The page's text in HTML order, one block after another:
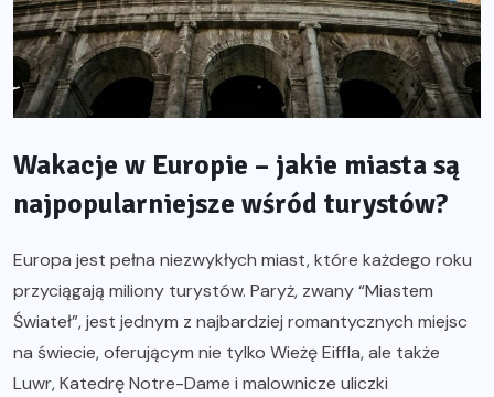
Wakacje w Europie – jakie miasta są
najpopularniejsze wśród turystów?
Europa jest pełna niezwykłych miast, które każdego roku
przyciągają miliony turystów. Paryż, zwany “Miastem
Świateł”, jest jednym z najbardziej romantycznych miejsc
na świecie, oferującym nie tylko Wieżę Eiffla, ale także
Luwr, Katedrę Notre-Dame i malownicze uliczki